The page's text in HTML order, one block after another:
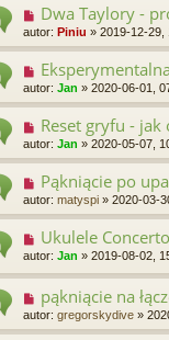
Dwa Taylory -
autor: Piniu » 2019-12-29,
autor: Jan » 2020-06-01,
Reset gryfu - jak
autor: Jan » 2020-05-07,
Pąkniącie po
autor: matyspi » 2020-03-
Ukulele
autor: Jan » 2019-08-02,
pąkniącie na
autor: gregorskydive »